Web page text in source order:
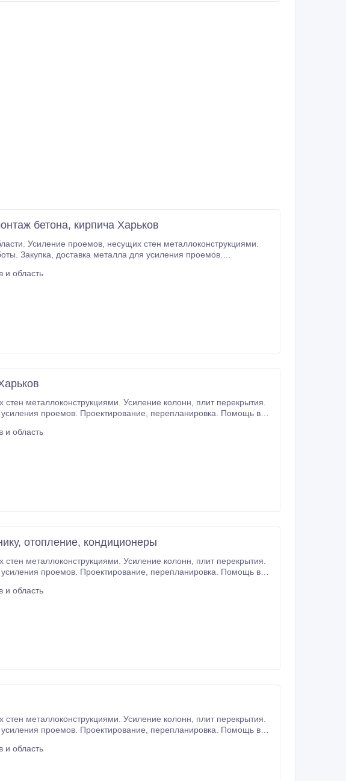
бетона, кирпича Харьков
и область
и область
отопление, кондиционеры
и область
и область